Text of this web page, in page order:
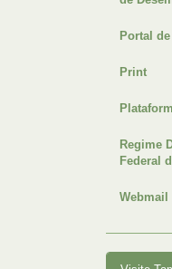
Portal
Print
Regime
Federal
Webmail